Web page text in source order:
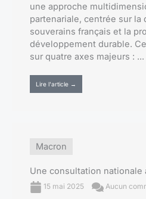
une approche
partenariale, centrée sur
souverains français et la
développement durable.
sur quatre axes majeurs : ...
Lire l'article →
Macron
Une consultation nationale
15 mai 2025 Aucun